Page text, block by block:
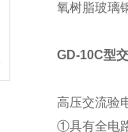
氧树脂玻璃
GD-10C型
高压交流验
①具有全电